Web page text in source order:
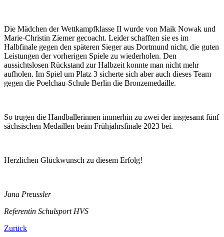
Die Mädchen der Wettkampfklasse II wurde von Maik Nowak und
Marie-Christin Ziemer gecoacht. Leider schafften sie es im
Halbfinale gegen den späteren Sieger aus Dortmund nicht, die guten
Leistungen der vorherigen Spiele zu wiederholen. Den
aussichtslosen Rückstand zur Halbzeit konnte man nicht mehr
aufholen. Im Spiel um Platz 3 sicherte sich aber auch dieses Team
gegen die Poelchau-Schule Berlin die Bronzemedaille.
So trugen die Handballerinnen immerhin zu zwei der insgesamt fünf
sächsischen Medaillen beim Frühjahrsfinale 2023 bei.
Herzlichen Glückwunsch zu diesem Erfolg!
Jana Preussler
Referentin Schulsport HVS
Zurück